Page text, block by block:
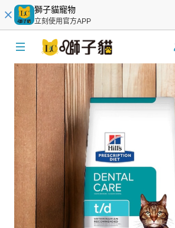
獅子貓寵物
立刻使用官方APP